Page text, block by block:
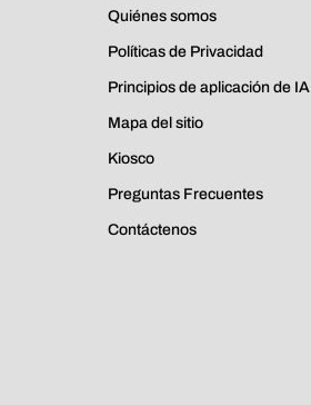
Quiénes somos
Políticas de Privacidad
Principios de aplicación de IA
Mapa del sitio
Kiosco
Preguntas Frecuentes
Contáctenos